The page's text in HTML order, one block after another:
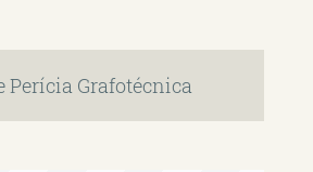
Perícia Grafotécnica